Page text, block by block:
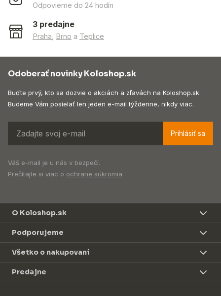
Odpovieme do 24 hodín
3 predajne
Praha Brno a Teplice
Odoberať novinky Koloshop.sk
Buďte prvý, kto sa dozvie o akciách a zľavách na Koloshop.sk.
Budeme Vám posielať len jeden e-mail týždenne, nikdy viac.
Prihlásiť sa
Váš e-mail je u nás v bezpečí.
Prečítajte si viac o ochrane súkromia.
O Koloshop.sk
Podporujeme
Všetko o nakupovaní
Predajne